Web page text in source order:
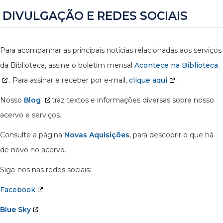
DIVULGAÇÃO E REDES SOCIAIS
Para acompanhar as principais notícias relacionadas aos serviços
da Biblioteca, assine o boletim mensal Acontece na Biblioteca
. Para assinar e receber por e-mail, clique aqui .
Nosso Blog
traz textos e informações diversas sobre nosso
acervo e serviços.
Consulte a página Novas Aquisições, para descobrir o que há
de novo no acervo.
Siga-nos nas redes sociais:
Facebook
Blue Sky